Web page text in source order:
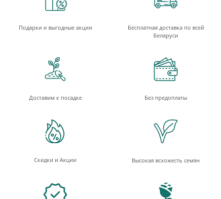
Подарки и выгодные акции
Бесплатная доставка по всей
Беларуси
Доставим к посадке Без предоплаты
Скидки и Акции Высокая всхожесть семян